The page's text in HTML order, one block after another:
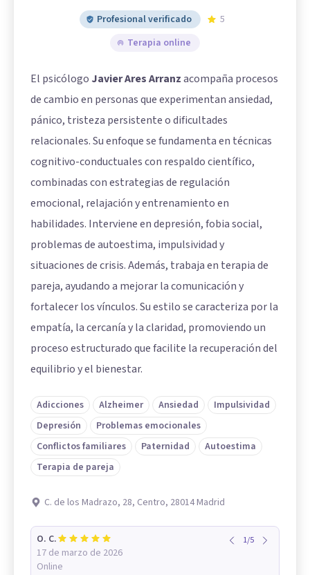
Profesional verificado
5
Terapia online
El psicólogo Javier Ares Arranzacompaña procesos
de cambio en personas que experimentan ansiedad,
pánico, tristeza persistente o dificultades
relacionales. Su enfoque se fundamenta en técnicas
cognitivo-conductuales con respaldo científico,
combinadas con estrategias de regulación
emocional, relajación y entrenamiento en
habilidades. Interviene en depresión, fobia social,
problemas de autoestima, impulsividad y
situaciones de crisis. Además, trabaja en terapia de
pareja, ayudando a mejorar la comunicación y
fortalecer los vínculos. Su estilo se caracteriza por la
empatía, la cercanía y la claridad, promoviendo un
proceso estructurado que facilite la recuperación del
equilibrio y el bienestar.
Adicciones Alzheimer Ansiedad
Impulsividad
Depresión
Problemas emocionales
Conflictos familiares
Paternidad
Autoestima
Terapia de pareja
C. de los Madrazo, 28, Centro, 28014 Madrid
O. C.
17 de marzo de 2026
Online
1/5